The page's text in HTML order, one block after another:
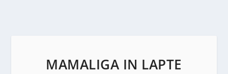
MAMALIGA IN LAPTE